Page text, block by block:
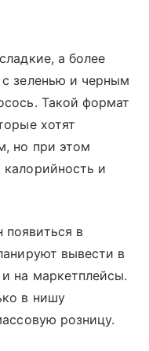
а более
зеленью и черным
Такой формат
хотят
но при этом
и
в
вывести в
на маркетплейсы.
в нишу
розницу.